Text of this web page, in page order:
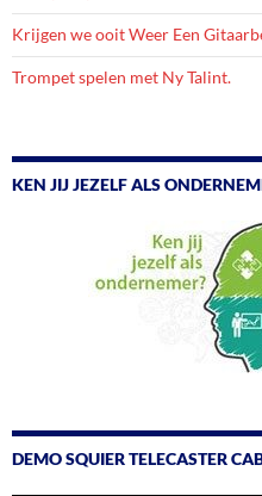
Krijgen we ooit Weer Een
Trompet spelen met Ny Talint.
KEN JIJ JEZELF ALS
DEMO SQUIER TELECASTER